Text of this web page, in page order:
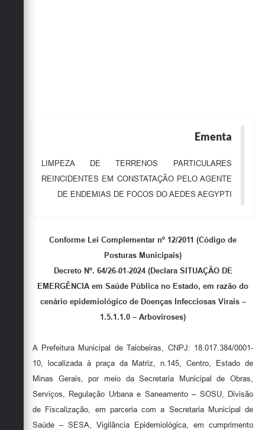
Serviços Online
Enquete
Sala M. do Empreendedor
Secretarias
Ementa
LIMPEZA DE TERRENOS PARTICULARES
REINCIDENTES EM CONSTATAÇÃO PELO AGENTE
DE ENDEMIAS DE FOCOS DO AEDES AEGYPTI
Conforme Lei Complementar nº 12/2011 (Código de
Posturas Municipais)
Decreto Nº. 64/26-01-2024 (Declara SITUAÇÃO DE
EMERGÊNCIA em Saúde Pública no Estado, em razão do
cenário epidemiológico de Doenças Infecciosas Virais –
1.5.1.1.0 – Arboviroses)
A Prefeitura Municipal de Taiobeiras, CNPJ: 18.017.384/0001-
10, localizada à praça da Matriz, n.145, Centro, Estado de
Minas Gerais, por meio da Secretaria Municipal de Obras,
Serviços, Regulação Urbana e Saneamento – SOSU, Divisão
de Fiscalização, em parceria com a Secretaria Municipal de
Saúde – SESA, Vigilância Epidemiológica, em cumprimento